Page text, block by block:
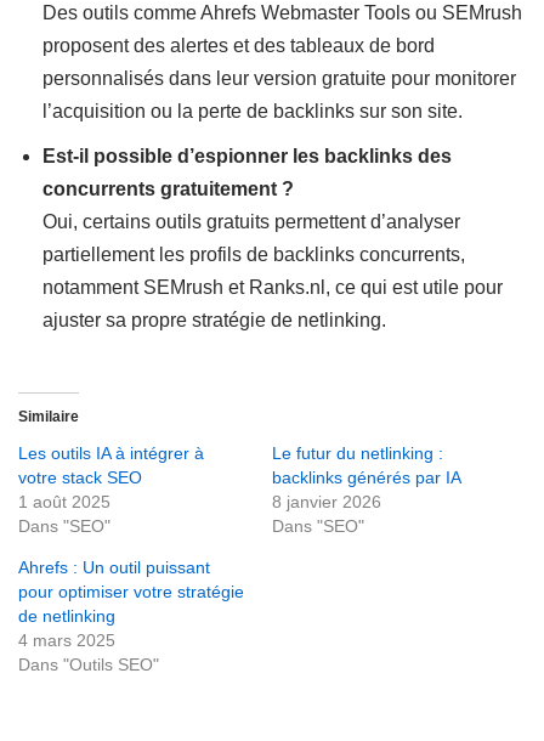
Des outils comme Ahrefs Webmaster Tools ou SEMrush
proposent des alertes et des tableaux de bord
personnalisés dans leur version gratuite pour monitorer
l’acquisition ou la perte de backlinks sur son site.
Est-il possible d’espionner les backlinks des
concurrents gratuitement ?
Oui, certains outils gratuits permettent d’analyser
partiellement les profils de backlinks concurrents,
notamment SEMrush et Ranks.nl, ce qui est utile pour
ajuster sa propre stratégie de netlinking.
Similaire
Les outils IA à intégrer à
votre stack SEO
1 août 2025
Dans "SEO"
Le futur du netlinking :
backlinks générés par IA
8 janvier 2026
Dans "SEO"
Ahrefs : Un outil puissant
pour optimiser votre stratégie
de netlinking
4 mars 2025
Dans "Outils SEO"